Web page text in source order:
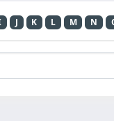
J K L M N